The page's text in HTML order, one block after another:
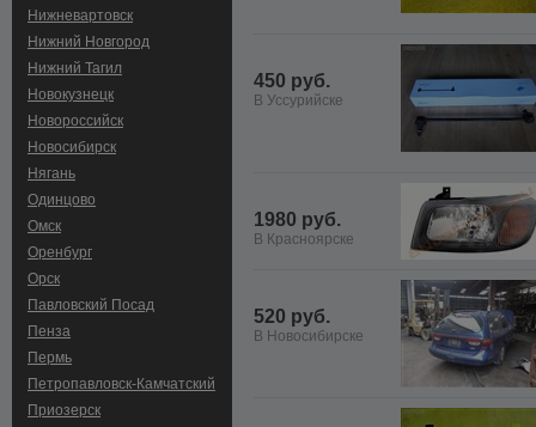
Нижневартовск
Нижний Новгород
Нижний Тагил
Новокузнецк
Новороссийск
Новосибирск
Нягань
Одинцово
Омск
Оренбург
Орск
Павловский Посад
Пенза
Пермь
Петропавловск-Камчатский
Приозерск
450 руб.
В Уссурийске
1980 руб.
В Красноярске
520 руб.
В Новосибирске